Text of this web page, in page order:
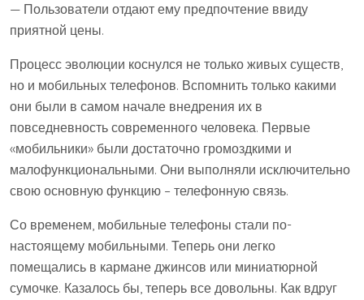
— Пользователи отдают ему предпочтение ввиду
приятной цены.
Процесс эволюции коснулся не только живых существ,
но и мобильных телефонов. Вспомнить только какими
они были в самом начале внедрения их в
повседневность современного человека. Первые
«мобильники» были достаточно громоздкими и
малофункциональными. Они выполняли исключительно
свою основную функцию – телефонную связь.
Со временем, мобильные телефоны стали по-
настоящему мобильными. Теперь они легко
помещались в кармане джинсов или миниатюрной
сумочке. Казалось бы, теперь все довольны. Как вдруг